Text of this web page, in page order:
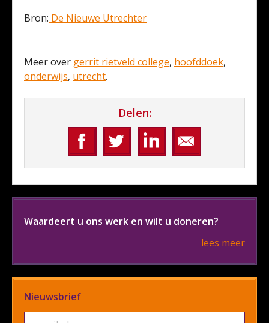
Bron: De Nieuwe Utrechter
Meer over gerrit rietveld college, hoofddoek,
onderwijs, utrecht.
Delen:
Waardeert u ons werk en wilt u doneren?
lees meer
Nieuwsbrief